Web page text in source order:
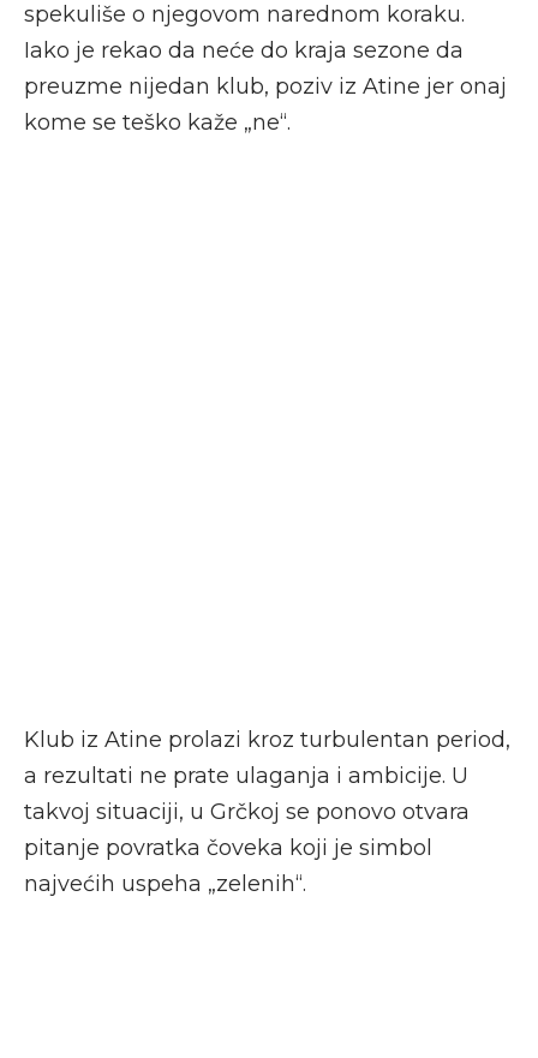
spekuliše o njegovom narednom koraku.
Iako je rekao da neće do kraja sezone da
preuzme nijedan klub, poziv iz Atine jer onaj
kome se teško kaže „ne“.
Klub iz Atine prolazi kroz turbulentan period,
a rezultati ne prate ulaganja i ambicije. U
takvoj situaciji, u Grčkoj se ponovo otvara
pitanje povratka čoveka koji je simbol
najvećih uspeha „zelenih“.